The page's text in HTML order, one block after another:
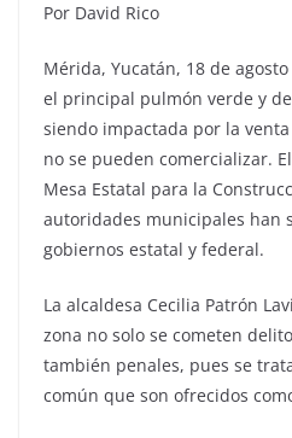
Por David Rico
Mérida, Yucatán, 18 de
el principal pulmón verde y
siendo impactada por la
no se pueden comercializar.
Mesa Estatal para la
autoridades municipales han
gobiernos estatal y federal.
La alcaldesa Cecilia Patrón
zona no solo se cometen
también penales, pues se
común que son ofrecidos